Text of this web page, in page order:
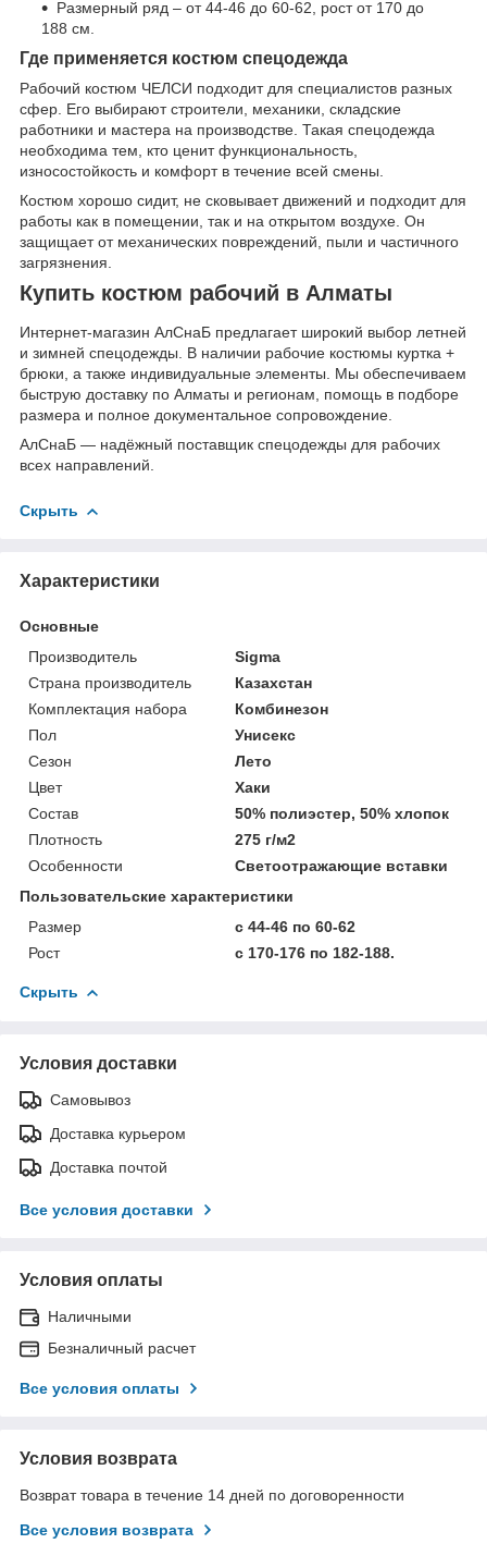
Размерный ряд – от 44-46 до 60-62, рост от 170 до
188 см.
Где применяется костюм спецодежда
Рабочий костюм ЧЕЛСИ подходит для специалистов разных
сфер. Его выбирают строители, механики, складские
работники и мастера на производстве. Такая спецодежда
необходима тем, кто ценит функциональность,
износостойкость и комфорт в течение всей смены.
Костюм хорошо сидит, не сковывает движений и подходит для
работы как в помещении, так и на открытом воздухе. Он
защищает от механических повреждений, пыли и частичного
загрязнения.
Купить костюм рабочий в Алматы
Интернет-магазин АлСнаБ предлагает широкий выбор летней
и зимней спецодежды. В наличии рабочие костюмы куртка +
брюки, а также индивидуальные элементы. Мы обеспечиваем
быструю доставку по Алматы и регионам, помощь в подборе
размера и полное документальное сопровождение.
АлСнаБ — надёжный поставщик спецодежды для рабочих
всех направлений.
Скрыть
Характеристики
Основные
Производитель
Sigma
Страна производитель
Казахстан
Комплектация набора
Комбинезон
Пол
Унисекс
Сезон
Лето
Цвет
Хаки
Состав
50% полиэстер, 50% хлопок
Плотность
275 г/м2
Особенности
Светоотражающие вставки
Пользовательские характеристики
Размер
с 44-46 по 60-62
Рост
с 170-176 по 182-188.
Скрыть
Условия доставки
Самовывоз
Доставка курьером
Доставка почтой
Все условия доставки
Условия оплаты
Наличными
Безналичный расчет
Все условия оплаты
Условия возврата
Возврат товара в течение 14 дней по договоренности
Все условия возврата